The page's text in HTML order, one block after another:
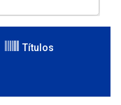
Títulos